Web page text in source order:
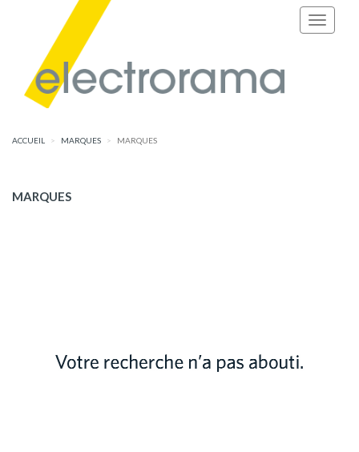
ACCUEIL MARQUES MARQUES
MARQUES